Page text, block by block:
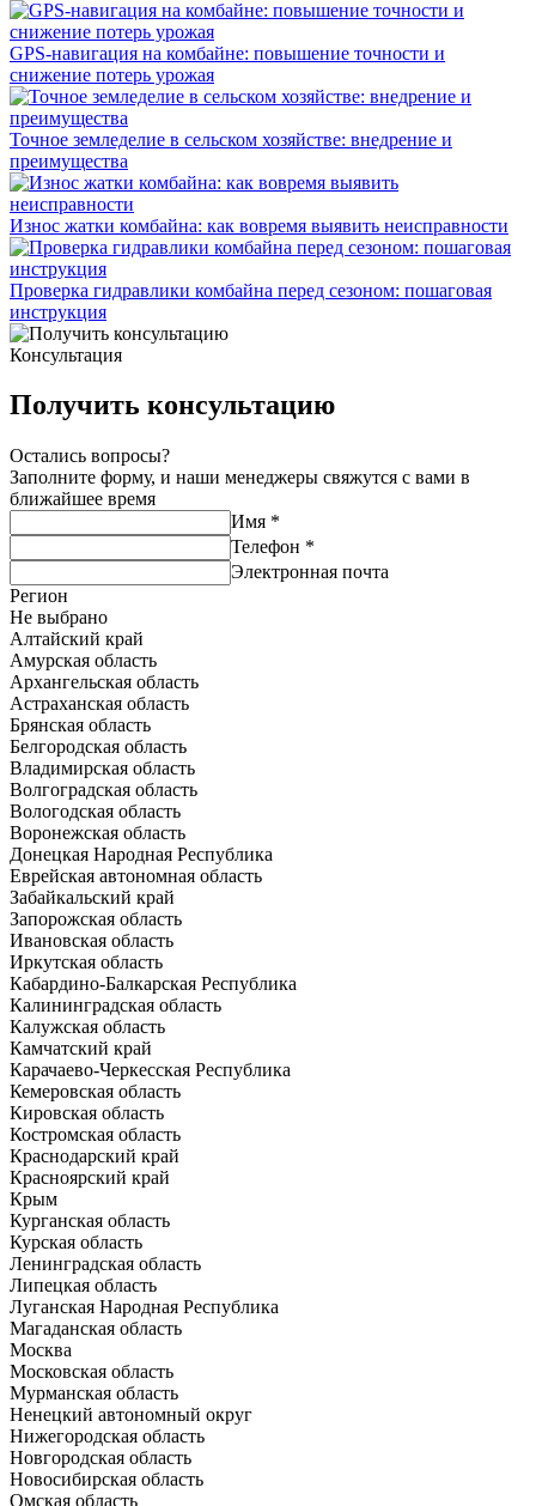
GPS-навигация на комбайне: повышение точности и
снижение потерь урожая
Точное земледелие в сельском хозяйстве: внедрение и
преимущества
Износ жатки комбайна: как вовремя выявить неисправности
Проверка гидравлики комбайна перед сезоном: пошаговая
инструкция
Консультация
Получить консультацию
Остались вопросы?
Заполните форму, и наши менеджеры свяжутся с вами в
ближайшее время
Имя *
Телефон *
Электронная почта
Регион
Не выбрано
Алтайский край
Амурская область
Архангельская область
Астраханская область
Брянская область
Белгородская область
Владимирская область
Волгоградская область
Вологодская область
Воронежская область
Донецкая Народная Республика
Еврейская автономная область
Забайкальский край
Запорожская область
Ивановская область
Иркутская область
Кабардино-Балкарская Республика
Калининградская область
Калужская область
Камчатский край
Карачаево-Черкесская Республика
Кемеровская область
Кировская область
Костромская область
Краснодарский край
Красноярский край
Крым
Курганская область
Курская область
Ленинградская область
Липецкая область
Луганская Народная Республика
Магаданская область
Москва
Московская область
Мурманская область
Ненецкий автономный округ
Нижегородская область
Новгородская область
Новосибирская область
Омская область